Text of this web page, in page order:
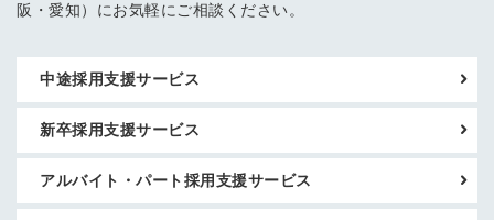
阪・愛知）にお気軽にご相談ください。
中途採用支援サービス
新卒採用支援サービス
アルバイト・パート採用支援サービス